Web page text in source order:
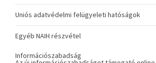
Uniós adatvédelmi felügyeleti hatóságok
Egyéb NAIH részvétel
Információszabadság